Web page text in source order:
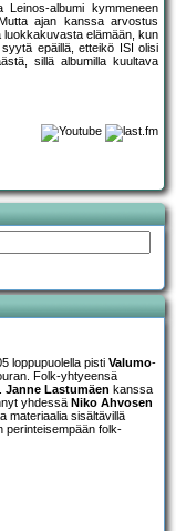
Leinos-albumi kymmeneen
ajan kanssa arvostus
luokkakuvasta elämään, kun
epäillä, etteikö ISI olisi
sillä albumilla kuultava
loppupuolella pisti Valumo-
Folk-yhtyeensä
Janne Lastumäen kanssa
yhdessä Niko Ahvosen
materiaalia sisältävillä
perinteisempään folk-